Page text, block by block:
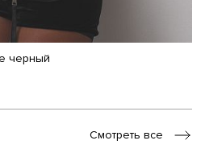
черный
Смотреть все